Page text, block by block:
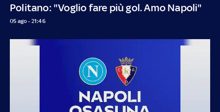
Politano: "Voglio fare più gol. Amo Napoli"
05 ago - 21:46